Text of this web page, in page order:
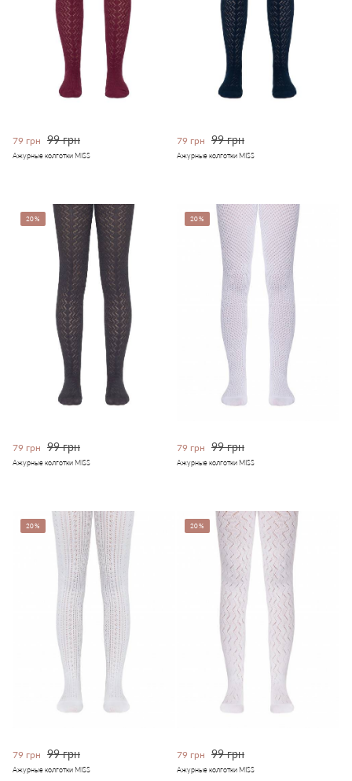
79 грн 99 грн
Ажурные колготки MISS
79 грн 99 грн
Ажурные колготки MISS
20%
79 грн 99 грн
Ажурные колготки MISS
20%
79 грн 99 грн
Ажурные колготки MISS
20%
79 грн 99 грн
Ажурные колготки MISS
20%
79 грн 99 грн
Ажурные колготки MISS